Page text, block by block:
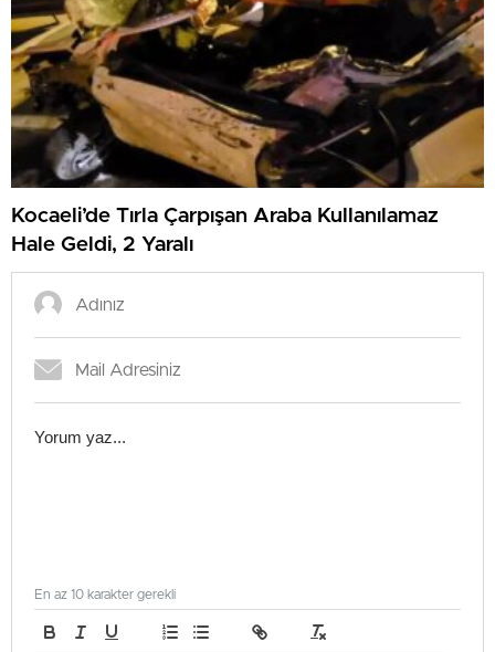
Kocaeli’de Tırla Çarpışan Araba Kullanılamaz
Hale Geldi, 2 Yaralı
En az 10 karakter gerekli